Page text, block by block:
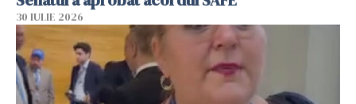
30 IULIE 2026